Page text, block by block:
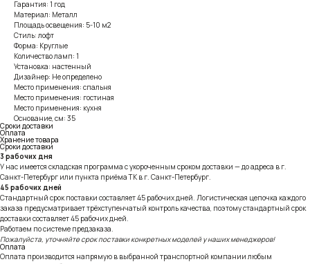
Гарантия: 1 год
Материал: Металл
Площадь освещения: 5-10 м2
Стиль: лофт
Форма: Круглые
Количество ламп: 1
Установка: настенный
Дизайнер: Не определено
Место применения: спальня
Место применения: гостиная
Место применения: кухня
Основание, см: 35
Сроки доставки
Оплата
Хранение товара
Сроки доставки
3 рабочих дня
У нас имеется складская программа с укороченным сроком доставки — до адреса в г.
Санкт-Петербург или пункта приёма ТК в г. Санкт-Петербург.
45 рабочих дней
Стандартный срок поставки составляет 45 рабочих дней. Логистическая цепочка каждого
заказа предусматривает трёхступенчатый контроль качества, поэтому стандартный срок
доставки составляет 45 рабочих дней.
Работаем по системе предзаказа.
Пожалуйста, уточняйте срок поставки конкретных моделей у наших менеджеров!
Оплата
Оплата производится напрямую в выбранной транспортной компании любым